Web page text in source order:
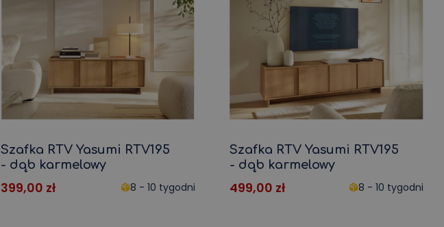
Zarejestruj się
Półka na zabawki
Akcesoria meblowe i
pielęgnacja
Pokrowiec na siedzenie
Zapachy do mieszkań
Środki czyszczące
Wieszak do przedpokoju
Mały korytarz
Półka ścienna
Półki na ścianie
Szafka RTV Yasumi RTV195
- dąb karmelowy
399,00 zł 8 - 10 tygodni
Szafka RTV Yasumi RTV195
- dąb karmelowy
499,00 zł 8 - 10 tygodni